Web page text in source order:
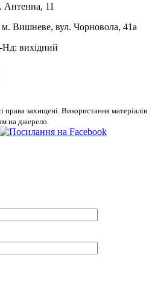
Антенна, 11
м. Вишневе, вул. Чорновола, 41а
вихідний
захищені. Використання матеріалів
на джерело.